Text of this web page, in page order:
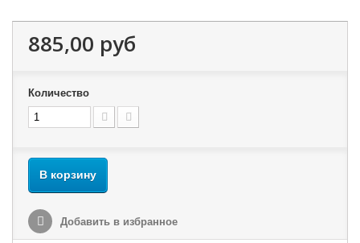
885,00 руб
Количество
В корзину
Добавить в избранное